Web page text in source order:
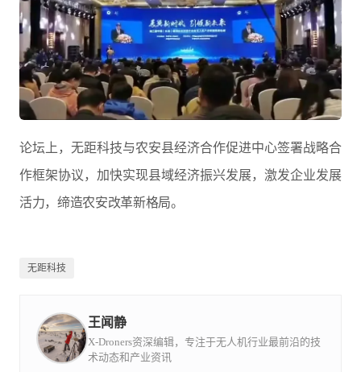
论坛上，无距科技与农安县经济合作促进中心签署战略合
作框架协议，加快实现县域经济振兴发展，激发企业发展
活力，缔造农安改革新格局。
无距科技
王闻静
X-Droners资深编辑，专注于无人机行业最前沿的技
术动态和产业资讯